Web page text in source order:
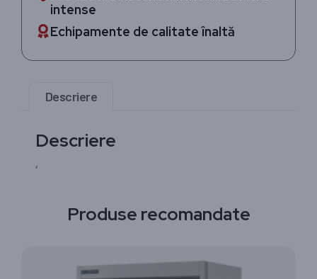
intense
Echipamente de calitate înaltă
Descriere
Descriere
‘
Produse recomandate